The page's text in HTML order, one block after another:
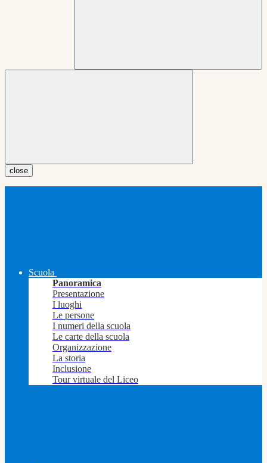
close
Scuola
Panoramica
Presentazione
I luoghi
Le persone
I numeri della scuola
Le carte della scuola
Organizzazione
La storia
Inclusione
Tour virtuale del Liceo